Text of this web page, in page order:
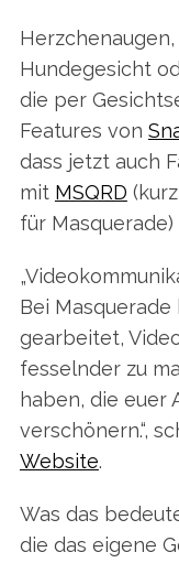
Hundegesicht
die per
Features von
dass jetzt auch
mit MSQRD (kurz
für
Bei
gearbeitet,
fesselnder zu
haben, die euer
verschönern.“,
Website.
Was das
die das eigene